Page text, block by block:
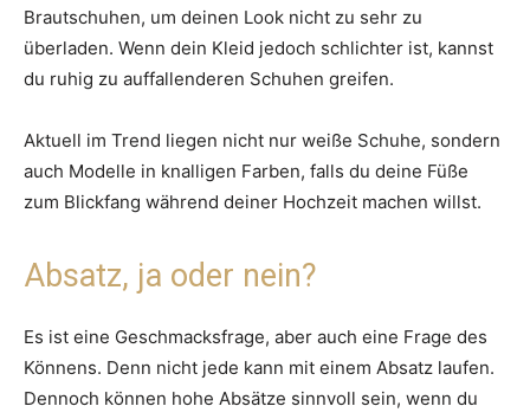
Brautschuhen, um deinen Look nicht zu sehr zu
überladen. Wenn dein Kleid jedoch schlichter ist, kannst
du ruhig zu auffallenderen Schuhen greifen.
Aktuell im Trend liegen nicht nur weiße Schuhe, sondern
auch Modelle in knalligen Farben, falls du deine Füße
zum Blickfang während deiner Hochzeit machen willst.
Absatz, ja oder nein?
Es ist eine Geschmacksfrage, aber auch eine Frage des
Könnens. Denn nicht jede kann mit einem Absatz laufen.
Dennoch können hohe Absätze sinnvoll sein, wenn du